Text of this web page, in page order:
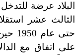
البلاد عرضة
حتى